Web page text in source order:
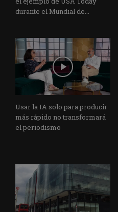
durante el Mundial de...
Usar la IA solo para producir
más rápido no transformará
el periodismo